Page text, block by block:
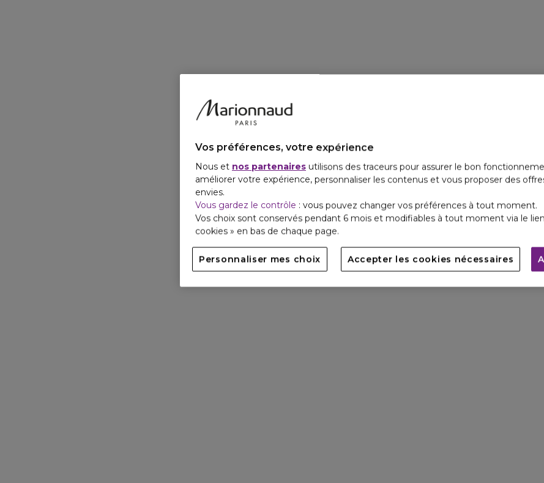
Vos préférences, votre expérience
Nous et nos partenaires utilisons des traceurs pour assurer le bon
améliorer votre expérience, personnaliser les contenus et vous proposer des
envies.
Vous gardez le contrôle : vous pouvez changer vos préférences à tout moment.
Vos choix sont conservés pendant 6 mois et modifiables à tout moment via le
cookies » en bas de chaque page.
Personnaliser mes choix Accepter les cookies nécessaires